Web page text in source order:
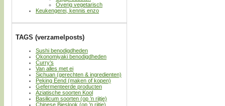
Overig vegetarisch
Keukengerei, kennis enzo
TAGS (verzamelposts)
Sushi benodigdheden
Okonomiyaki benodigdheden
Curry’s
Van alles met ei
Sichuan (gerechten & ingredienten)
Peking Eend (maken of kopen)
Gefermenteerde producten
Aziatische soorten Kool
Basilicum soorten (op ’n rijtje)
Chinese Bieslook (op ’n rijtje)